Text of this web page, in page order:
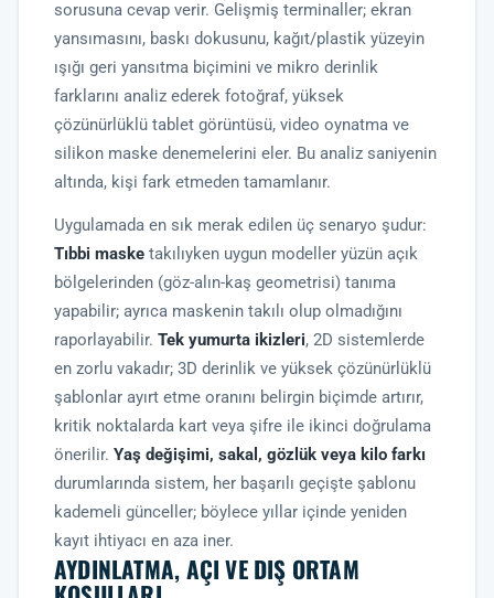
sorusuna cevap verir. Gelişmiş terminaller; ekran
yansımasını, baskı dokusunu, kağıt/plastik yüzeyin
ışığı geri yansıtma biçimini ve mikro derinlik
farklarını analiz ederek fotoğraf, yüksek
çözünürlüklü tablet görüntüsü, video oynatma ve
silikon maske denemelerini eler. Bu analiz saniyenin
altında, kişi fark etmeden tamamlanır.
Uygulamada en sık merak edilen üç senaryo şudur:
Tıbbi maske takılıyken uygun modeller yüzün açık
bölgelerinden (göz-alın-kaş geometrisi) tanıma
yapabilir; ayrıca maskenin takılı olup olmadığını
raporlayabilir. Tek yumurta ikizleri, 2D sistemlerde
en zorlu vakadır; 3D derinlik ve yüksek çözünürlüklü
şablonlar ayırt etme oranını belirgin biçimde artırır,
kritik noktalarda kart veya şifre ile ikinci doğrulama
önerilir. Yaş değişimi, sakal, gözlük veya kilo farkı
durumlarında sistem, her başarılı geçişte şablonu
kademeli günceller; böylece yıllar içinde yeniden
kayıt ihtiyacı en aza iner.
AYDINLATMA, AÇI VE DIŞ ORTAM